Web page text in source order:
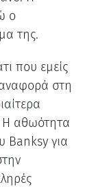
ο
της.
που εμείς
στη
Η αθωότητα
Banksy για